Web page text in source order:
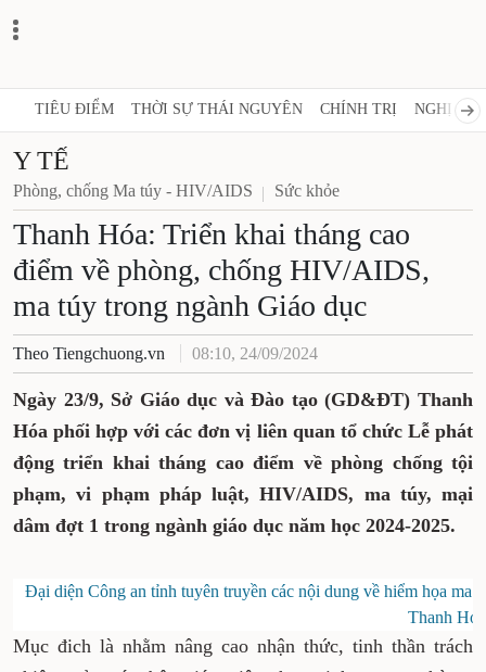
TIÊU ĐIỂM THỜI SỰ THÁI NGUYÊN CHÍNH TRỊ NGHỊ
Y TẾ
Phòng, chống Ma túy - HIV/AIDS Sức khỏe
Thanh Hóa: Triển khai tháng
cao điểm về phòng, chống
HIV/AIDS, ma túy trong ngành
Giáo dục
Theo Tiengchuong.vn 08:10, 24/09/2024
Ngày 23/9, Sở Giáo dục và Đào tạo (GD&ĐT)
Thanh Hóa phối hợp với các đơn vị liên
quan tổ chức Lễ phát động triển khai tháng
cao điểm về phòng chống tội phạm, vi phạm
trong ngành giáo dục năm học 2024-2025.
Đại diện Công an tỉnh tuyên truyền các nội dung về